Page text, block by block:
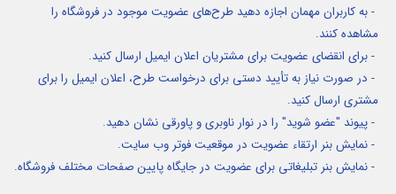
- به کاربران مهمان اجازه دهید طرح‌های عضویت موجود در فروشگاه را
مشاهده کنند.
- برای انقضای عضویت برای مشتریان اعلان ایمیل ارسال کنید.
- در صورت نیاز به تأیید دستی برای درخواست طرح، اعلان ایمیل را برای
مشتری ارسال کنید.
- پیوند "عضو شوید" را در نوار ناوبری و پاورقی نشان دهید.
- نمایش بنر ارتقاء عضویت در موقعیت فوتر وب سایت.
- نمایش بنر تبلیغاتی برای عضویت در جایگاه پایین صفحات مختلف فروشگاه.